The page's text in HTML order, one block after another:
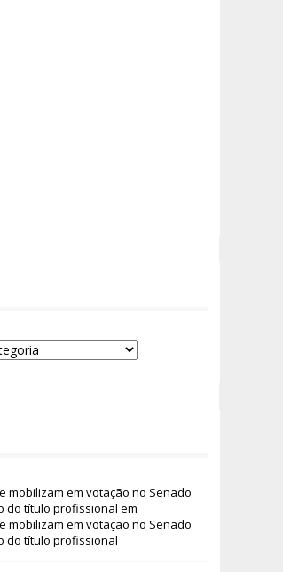
mobilizam em votação no Senado
do título profissional em
mobilizam em votação no Senado
do título profissional